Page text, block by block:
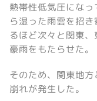
熱帯性低気圧にな
ら湿った雨雲を招
るほど次々と関東
豪雨をもたらせた。
そのため、関東地
崩れが発生した。